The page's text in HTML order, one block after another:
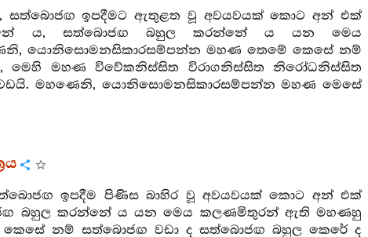
සත්බොජඟ ඉපදීමට ඇතුළත වූ අවයවයක් කොට අන් එක්
ය, සත්බොජඟ බහුල කරන්නේ ය යන මෙය
යොනිසොමනසිකාරසම්පන්න මහණ තෙමේ කෙසේ නම්
මහණ විවේකනිස්සිත විරාගනිස්සිත නිරෝධනිස්සිත
මහණෙනි, යොනිසොමනසිකාරසම්පන්න මහණ මෙසේ
ඉපදීම පිණිස බාහිර වූ අවයවයක් කොට අන් එක්
බහුල කරන්නේ ය යන මෙය කලණමිතුරන් ඇති මහණහු
නම් සත්බොජඟ වඩා ද සත්බොජඟ බහුල කෙරේ ද